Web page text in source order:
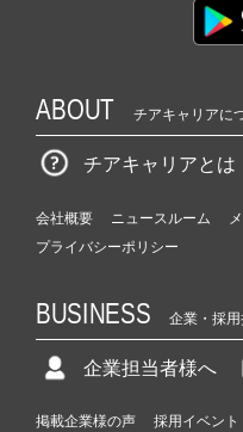
ABOUT チアキャリアに
チアキャリアとは
会社概要 ニュースルーム
プライバシーポリシー
BUSINESS 企業・採
企業担当者様へ
掲載企業様の声 採用イベント